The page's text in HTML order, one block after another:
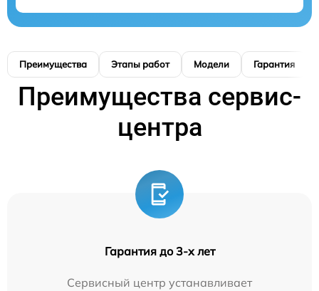
Преимущества Этапы работ Модели Гарантия
Преимущества сервис-
центра
Гарантия до 3-х лет
Сервисный центр устанавливает